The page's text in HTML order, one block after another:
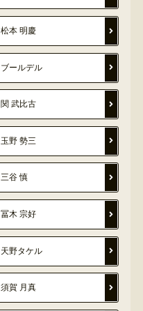
松本 明慶
ブールデル
関 武比古
玉野 勢三
三谷 慎
冨木 宗好
天野タケル
須賀 月真